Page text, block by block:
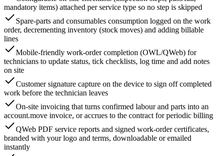
mandatory items) attached per service type so no step is skipped
Spare-parts and consumables consumption logged on the work
order, decrementing inventory (stock moves) and adding billable
lines
Mobile-friendly work-order completion (OWL/QWeb) for
technicians to update status, tick checklists, log time and add notes
on site
Customer signature capture on the device to sign off completed
work before the technician leaves
On-site invoicing that turns confirmed labour and parts into an
account.move invoice, or accrues to the contract for periodic billing
QWeb PDF service reports and signed work-order certificates,
branded with your logo and terms, downloadable or emailed
instantly